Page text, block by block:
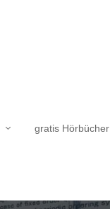
gratis Hörbücher